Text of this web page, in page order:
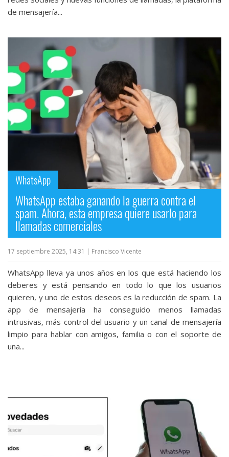
de mensajería...
WhatsApp
WhatsApp estaba ganando la guerra contra el
spam. Ahora, esta empresa quiere usarlo para
llamadas comerciales
17 septiembre 2025, 14:31 | Francisco Vicente
WhatsApp lleva ya unos años en los que está haciendo los
deberes y está pensando en todo lo que los usuarios
quieren, y uno de estos deseos es la reducción de spam. La
app de mensajería ha conseguido menos llamadas
intrusivas, más control del usuario y un canal de mensajería
limpio para hablar con amigos, familia o con el soporte de
una...